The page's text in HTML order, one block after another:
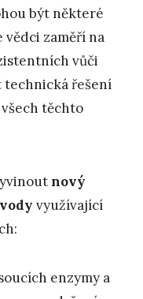
být některé
vědci zaměří na
vůči
technická řešení
těchto
nový
využívající
enzymy a